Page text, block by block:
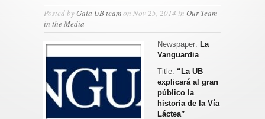
Posted byGaia UB teamon Nov 25, 2014 in Our Team
in the Media
Newspaper: La
Vanguardia
Title: “La UB
explicará al gran
público la
historia de la Vía
Láctea”